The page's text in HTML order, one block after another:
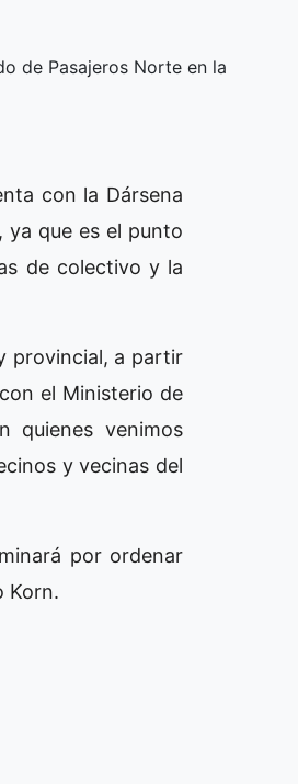
de Pasajeros Norte en la
con la Dársena
ya que es el punto
de colectivo y la
provincial, a partir
el Ministerio de
quienes venimos
y vecinas del
por ordenar
Korn.